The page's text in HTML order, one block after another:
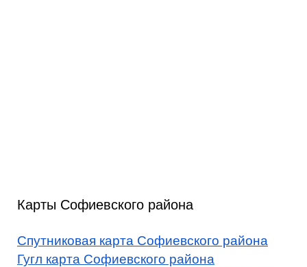
Карты Софиевского района
Спутниковая карта Софиевского района
Гугл карта Софиевского района